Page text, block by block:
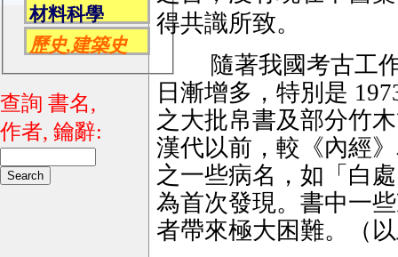
材料科學
歷史,建築史
查詢 書名,
作者, 鑰辭:
得共識所致。
隨著我國考古工作
日漸增多，特別是
之大批帛書及部分竹
漢代以前，較《內經
之一些病名，如「白
為首次發現。書中一
者帶來極大困難。（